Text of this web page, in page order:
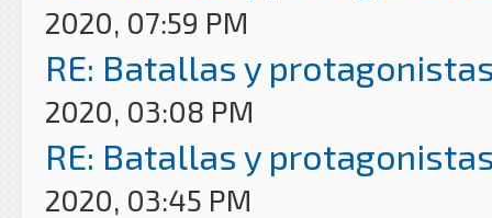
2020, 07:59 PM
RE: Batallas y
2020, 03:08 PM
RE: Batallas y
2020, 03:45 PM